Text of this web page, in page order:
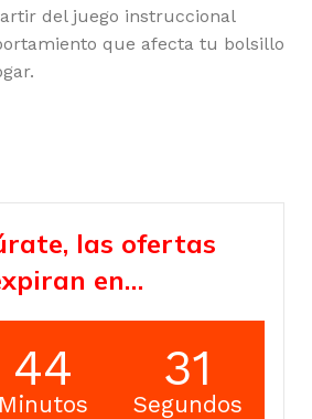
del juego instruccional
que afecta tu bolsillo
las ofertas
en…
44
Minutos
30
Segundos